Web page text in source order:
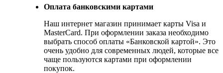
Оплата банковскими картами
Наш интернет магазин принимает карты Visa и
MasterCard. При оформлении заказа необходимо
выбрать способ оплаты «Банковской картой». Это
очень удобно для современных людей, которые все
чаще пользуются картами при оформлении
покупок.